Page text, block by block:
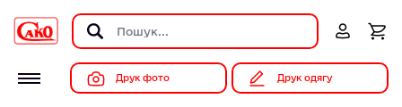
Друк фото Друк одягу